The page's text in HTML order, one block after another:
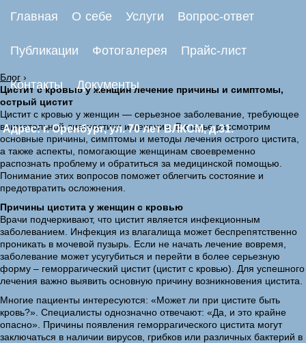
Главная О себе Услуги Вопрос-ответ
Публикации Фотогалерея Прайс-лист
Контакты Документы
Адрес: г. Оренбург, ул. 70 лет ВЛКСМ, д.31.
Блог ›
Цистит с кровью у женщин лечение причины и симптомы,
острый цистит
Цистит с кровью у женщин — серьезное заболевание, требующее
внимательной диагностики и лечения. В статье рассмотрим
основные причины, симптомы и методы лечения острого цистита,
а также аспекты, помогающие женщинам своевременно
распознать проблему и обратиться за медицинской помощью.
Понимание этих вопросов поможет облегчить состояние и
предотвратить осложнения.
Причины цистита у женщин с кровью
Врачи подчеркивают, что цистит является инфекционным
заболеванием. Инфекция из влагалища может беспрепятственно
проникать в мочевой пузырь. Если не начать лечение вовремя,
заболевание может усугубиться и перейти в более серьезную
форму – геморрагический цистит (цистит с кровью). Для успешного
лечения важно выявить основную причину возникновения цистита.
Многие пациенты интересуются: «Может ли при цистите быть
кровь?». Специалисты однозначно отвечают: «Да, и это крайне
опасно». Причины появления геморрагического цистита могут
заключаться в наличии вирусов, грибков или различных бактерий в